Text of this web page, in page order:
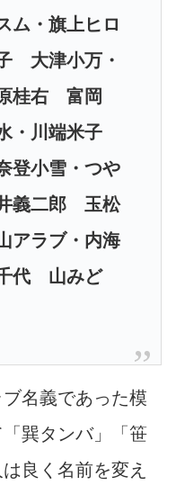
・旗上ヒロ
大津小万・
桂右 富岡
・川端米子
登小雪・つや
義二郎 玉松
アラブ・内海
代 山みど
名義であった模
巽タンバ」「笹
良く名前を変え